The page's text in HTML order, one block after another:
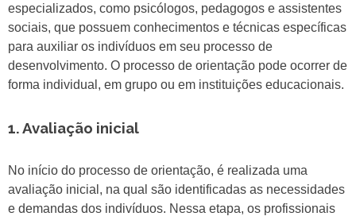
especializados, como psicólogos, pedagogos e assistentes
sociais, que possuem conhecimentos e técnicas específicas
para auxiliar os indivíduos em seu processo de
desenvolvimento. O processo de orientação pode ocorrer de
forma individual, em grupo ou em instituições educacionais.
1. Avaliação inicial
No início do processo de orientação, é realizada uma
avaliação inicial, na qual são identificadas as necessidades
e demandas dos indivíduos. Nessa etapa, os profissionais